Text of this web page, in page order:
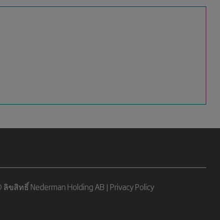
ลิขสิทธิ์ Nederman Holding AB | Privacy Policy